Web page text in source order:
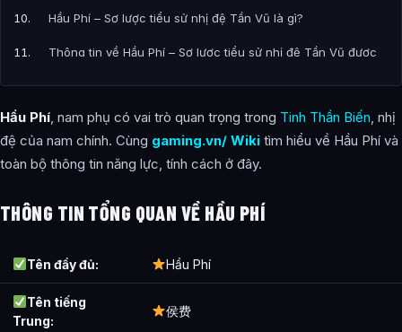
Hầu Phí – Sơ lược tiểu sử nhị đệ Tần Vũ là gì?
Thông tin về Hầu Phí – Sơ lược tiểu sử nhị đệ Tần Vũ được
Hầu Phí, nam phụ có vai trò quan trọng trong Tinh Thần Biến, nhị
đệ của nam chính. Cùng gaming.vn/ Wiki tìm hiểu về Hầu Phí và
toàn bộ thông tin năng lực, tính cách ở đây.
THÔNG TIN TỔNG QUAN VỀ HẦU PHÍ
Tên đầy đủ: Hầu Phí
Tên tiếng
Trung:
侯费